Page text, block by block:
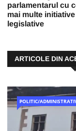
parlamentarul cu
mai multe initiative
legislative
ARTICOLE DIN
POLITIC/